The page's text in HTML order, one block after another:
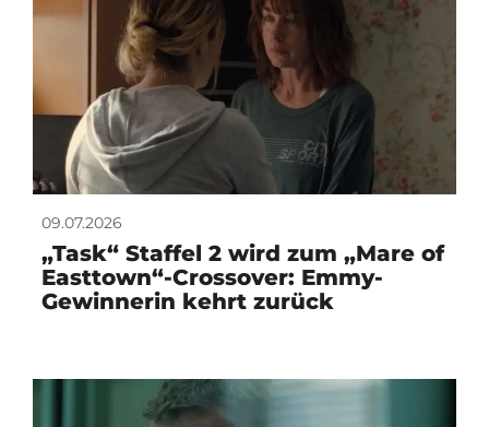
09.07.2026
„Task“ Staffel 2 wird zum „Mare of
Easttown“-Crossover: Emmy-
Gewinnerin kehrt zurück